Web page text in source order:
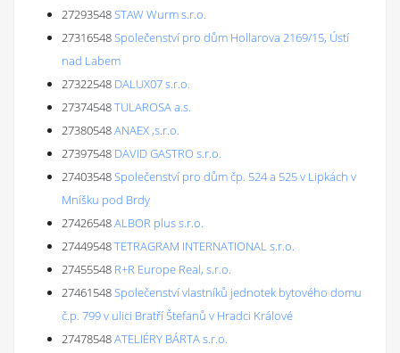
27293548STAW Wurm s.r.o.
27316548Společenství pro dům Hollarova 2169/15, Ústí
nad Labem
27322548 DALUX07 s.r.o.
27374548TULAROSA a.s.
27380548ANAEX ,s.r.o.
27397548 DAVID GASTRO s.r.o.
27403548Společenství pro dům čp. 524 a 525 v Lipkách v
Mníšku pod Brdy
27426548ALBOR plus s.r.o.
27449548TETRAGRAM INTERNATIONAL s.r.o.
27455548 R+R Europe Real, s.r.o.
27461548Společenství vlastníků jednotek bytového domu
č.p. 799 v ulici Bratří Štefanů v Hradci Králové
27478548ATELIÉRY BÁRTA s.r.o.